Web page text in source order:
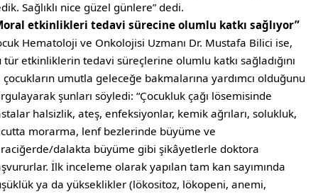
Sağlıklı nice güzel günlere” dedi.
etkinlikleri tedavi sürecine olumlu katkı sağlıyor”
Hematoloji ve Onkolojisi Uzmanı Dr. Mustafa Bilici ise,
tür etkinliklerin tedavi süreçlerine olumlu katkı sağladığını
çocukların umutla geleceğe bakmalarına yardımcı olduğunu
şunları söyledi: “Çocukluk çağı lösemisinde
halsizlik, ateş, enfeksiyonlar, kemik ağrıları, solukluk,
morarma, lenf bezlerinde büyüme ve
dalakta büyüme gibi şikâyetlerle doktora
İlk inceleme olarak yapılan tam kan sayımında
ya da yükseklikler (lökositoz, lökopeni, anemi,